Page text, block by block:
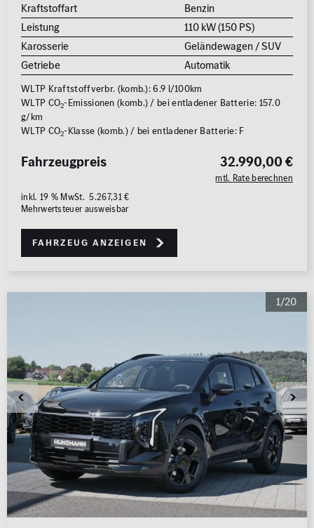
Kraftstoffart
Benzin
Leistung
110 kW (150 PS)
Karosserie
Geländewagen / SUV
Getriebe
Automatik
WLTP Kraftstoffverbr. (komb.): 6.9 l/100km
WLTP CO2-Emissionen (komb.) / bei entladener Batterie: 157.0
g/km
WLTP CO2-Klasse (komb.) / bei entladener Batterie: F
32.990,00 €
mtl. Rate berechnen
Fahrzeugpreis
inkl. 19 % MwSt. 5.267,31 €
Mehrwertsteuer ausweisbar
Fahrzeug anzeigen
1/20